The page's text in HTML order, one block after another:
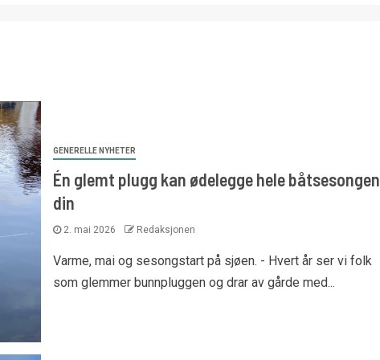
GENERELLE NYHETER
Én glemt plugg kan ødelegge hele båtsesongen
din
2. mai 2026 Redaksjonen
Varme, mai og sesongstart på sjøen. - Hvert år ser vi folk
som glemmer bunnpluggen og drar av gårde med...